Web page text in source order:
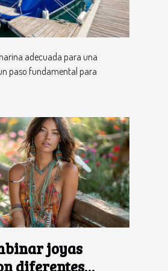
adecuada para una
paso fundamental para
joyas
diferentes